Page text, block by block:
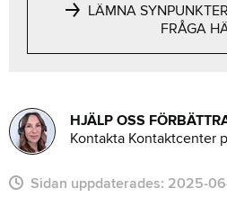
LÄMNA
FRÅGA
HJÄLP OSS
Kontakta Kontaktcenter
Sidan uppdaterades: 2025-